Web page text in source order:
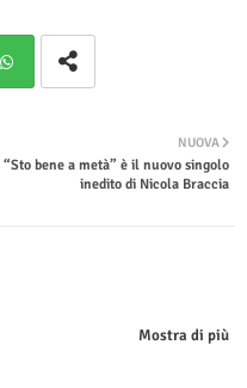
tsap
NUOVA
“Sto bene a metà” è il nuovo singolo
inedito di Nicola Braccia
Mostra di più